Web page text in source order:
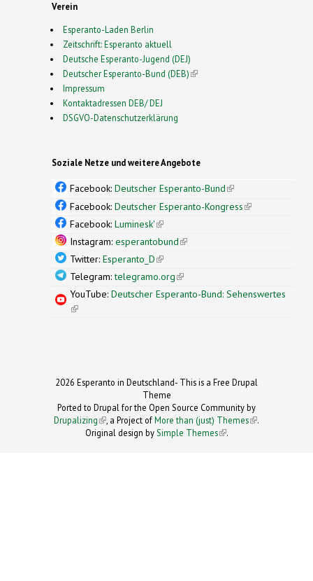
Verein
Esperanto-Laden Berlin
Zeitschrift: Esperanto aktuell
Deutsche Esperanto-Jugend (DEJ)
Deutscher Esperanto-Bund (DEB)(link is external)
Impressum
Kontaktadressen DEB/ DEJ
DSGVO-Datenschutzerklärung
Soziale Netze und weitere Angebote
Facebook: Deutscher Esperanto-Bund(link is
external)
Facebook: Deutscher Esperanto-Kongress(link is
Facebook: Luminesk'(link is external)
Instagram: esperantobund(link is external)
Twitter: Esperanto_D(link is external)
Telegram:telegramo.org(link is external)
YouTube: Deutscher Esperanto-Bund: Sehenswertes
(link is external)
2026 Esperanto in Deutschland- This is a Free Drupal
Theme
Ported to Drupal for the Open Source Community by
Drupalizing(link is external)
, a Project ofMore than (just) Themes (link is
.
Original design by Simple Themes
(link is
.